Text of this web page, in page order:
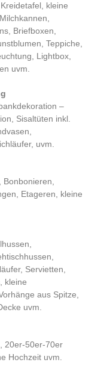
kleine
Briefboxen,
Teppiche,
Lightbox,
uvm.
–
Sisaltüten inkl.
uvm.
Bonbonieren,
Etageren, kleine
Servietten,
kleine
aus Spitze,
uvm.
20er-50er-70er
Hochzeit uvm.